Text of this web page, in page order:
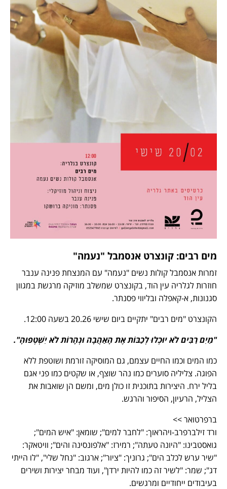
מים רבים: קונצרט אנסמבל "נעמה"
זמרות אנסמבל קולות נשים "נעמה" עם המנצחת פנינה ענבר
חוזרות לגלריה עין הוד, בקונצרט שמשלב מוזיקה מרגשת במגוון
סגנונות, א-קאפלה ובליווי פסנתר.
הקונצרט "מים רבים" יתקיים ביום שישי 20.26 בשעה 12:00.
"מַיִם רַבִּים לֹא יוּכְלוּ לְכַבּוֹת אֶת הָאַהֲבָה וּנְהָרוֹת לֹא יִשְׁטְפוּהָ".
כמו המים וכמו החיים עצמם, גם המוסיקה זורמת ושוטפת ללא
הפוגה. צליליה סוערים כמו נהר שוצף, או שקטים כמו פני אגם
בליל ירח. היצירות בתוכנית זו כולן מים, ומשם הן שואבות את
הצליל, הרעיון, הסיפור והרגש.
ברפרטואר >>
ורד זילברפרב-ויהראוך: "לחבר למים"; שומאן: "איש המים";
גואסטבינו: "היונה טעתה"; רמירז: "אלפונסינה והים"; וויטאקר:
"שיר ערש לכלב הים"; גרוניך: "ציור"; ארגוב: "נחל שלי", "לו הייתי
דג"; שמר: "לשיר זה כמו להיות ירדן", ועוד מבחר יצירות ושירים
בעיבודים ייחודיים ומרגשים.